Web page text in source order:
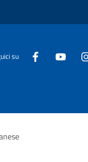
su